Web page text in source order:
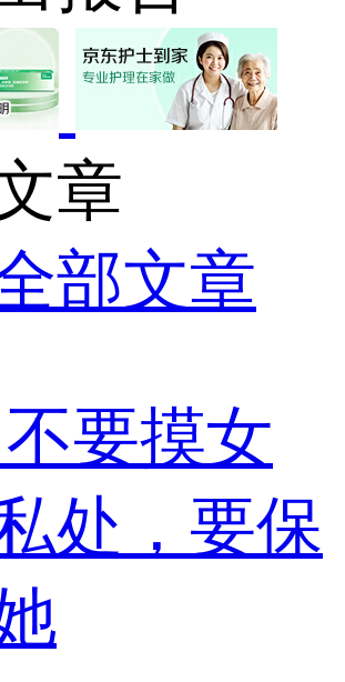
章
部文章
不要摸女
处，要保